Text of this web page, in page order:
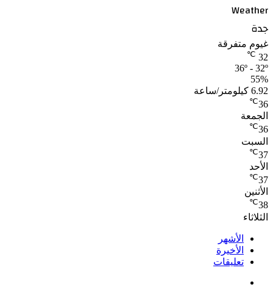
Weather
جدة
غيوم متفرقة
32
℃
36º - 32º
55%
6.92 كيلومتر/ساعة
36
℃
الجمعة
36
℃
السبت
37
℃
الأحد
37
℃
الأثنين
38
℃
الثلاثاء
الأشهر
الأخيرة
تعليقات